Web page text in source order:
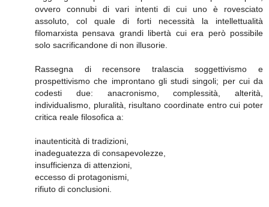
ovvero connubi di vari intenti di cui uno è rovesciato
assoluto, col quale di forti necessità la intellettualità
filomarxista pensava grandi libertà cui era però possibile
solo sacrificandone di non illusorie.
Rassegna di recensore tralascia soggettivismo e
prospettivismo che improntano gli studi singoli; per cui da
codesti due: anacronismo, complessità, alterità,
individualismo, pluralità, risultano coordinate entro cui poter
critica reale filosofica a:
inautenticità di tradizioni,
inadeguatezza di consapevolezze,
insufficienza di attenzioni,
eccesso di protagonismi,
rifiuto di conclusioni.